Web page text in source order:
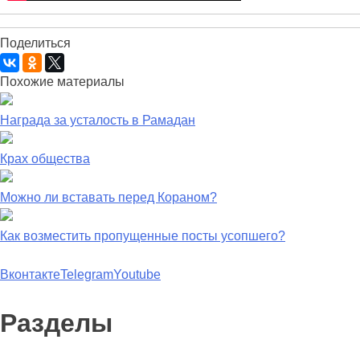
Поделиться
Похожие материалы
Награда за усталость в Рамадан
Крах общества
Можно ли вставать перед Кораном?
Как возместить пропущенные посты усопшего?
ВконтактеTelegramYoutube
Разделы